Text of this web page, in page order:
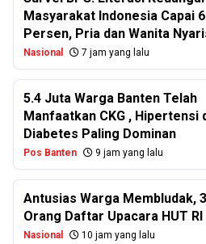
Masyarakat Indonesia Capai
Persen, Pria dan Wanita
Nasional 7 jam yang lalu
5.4 Juta Warga Banten Telah
Manfaatkan CKG , Hipertensi
Diabetes Paling Dominan
Pos Banten 9 jam yang lalu
Antusias Warga Membludak,
Orang Daftar Upacara HUT
Nasional 10 jam yang lalu